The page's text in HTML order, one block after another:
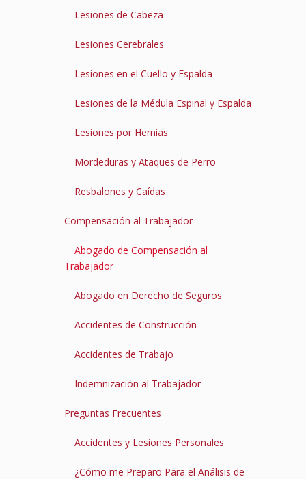
Lesiones de Cabeza
Lesiones Cerebrales
Lesiones en el Cuello y Espalda
Lesiones de la Médula Espinal y Espalda
Lesiones por Hernias
Mordeduras y Ataques de Perro
Resbalones y Caídas
Compensación al Trabajador
Abogado de Compensación al
Trabajador
Abogado en Derecho de Seguros
Accidentes de Construcción
Accidentes de Trabajo
Indemnización al Trabajador
Preguntas Frecuentes
Accidentes y Lesiones Personales
¿Cómo me Preparo Para el Análisis de